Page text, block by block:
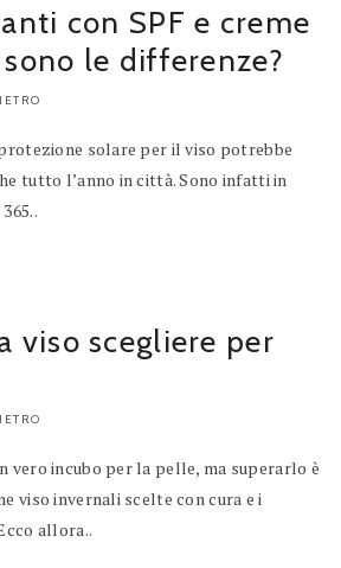
con SPF e creme
le differenze?
solare per il viso potrebbe
tutto l’anno in città. Sono infatti in
viso scegliere per
vero incubo per la pelle, ma superarlo è
viso invernali scelte con cura e i
allora..